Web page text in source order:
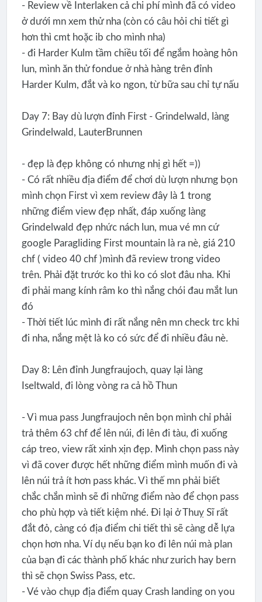
- Review về Interlaken cả chi phí mình đã có video
ở dưới mn xem thử nha (còn có câu hỏi chi tiết gì
hơn thì cmt hoặc ib cho mình nha)
- đi Harder Kulm tầm chiều tối để ngắm hoàng hôn
lun, mình ăn thử fondue ở nhà hàng trên đỉnh
Harder Kulm, đắt và ko ngon, từ bữa sau chỉ tự nấu
Day 7: Bay dù lượn đỉnh First - Grindelwald, làng
Grindelwald, LauterBrunnen
- đẹp là đẹp không có nhưng nhị gì hết =))
- Có rất nhiều địa điểm để chơi dù lượn nhưng bọn
mình chọn First vì xem review đây là 1 trong
những điểm view đẹp nhất, đáp xuống làng
Grindelwald đẹp nhức nách lun, mua vé mn cứ
google Paragliding First mountain là ra nè, giá 210
chf ( video 40 chf )mình đã review trong video
trên. Phải đặt trước ko thì ko có slot đâu nha. Khi
đi phải mang kính râm ko thì nắng chói đau mắt lun
đó
- Thời tiết lúc mình đi rất nắng nên mn check trc khi
đi nha, nắng mệt là ko có sức để đi nhiều đâu nè.
Day 8: Lên đỉnh Jungfraujoch, quay lại làng
Iseltwald, đi lòng vòng ra cả hồ Thun
- Vì mua pass Jungfraujoch nên bọn mình chỉ phải
trả thêm 63 chf để lên núi, đi lên đi tàu, đi xuống
cáp treo, view rất xinh xịn đẹp. Mình chọn pass này
vì đã cover được hết những điểm mình muốn đi và
lên núi trả ít hơn pass khác. Vì thế mn phải biết
chắc chắn mình sẽ đi những điểm nào để chọn pass
cho phù hợp và tiết kiệm nhé. Đi lại ở Thuỵ Sĩ rất
đắt đỏ, càng có địa điểm chi tiết thì sẽ càng dễ lựa
chọn hơn nha. Ví dụ nếu bạn ko đi lên núi mà plan
của bạn đi các thành phố khác như zurich hay bern
thì sẽ chọn Swiss Pass, etc.
- Vé vào chụp địa điểm quay Crash landing on you